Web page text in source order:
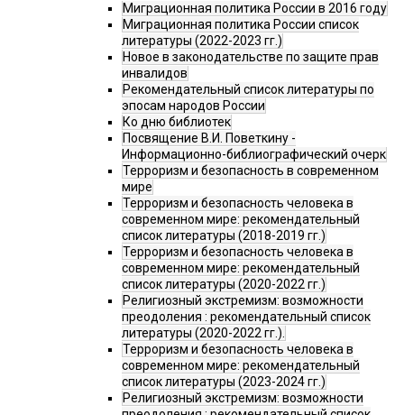
Миграционная политика России в 2016 году
Миграционная политика России список
литературы (2022-2023 гг.)
Новое в законодательстве по защите прав
инвалидов
Рекомендательный список литературы по
эпосам народов России
Ко дню библиотек
Посвящение В.И. Поветкину -
Информационно-библиографический очерк
Терроризм и безопасность в современном
мире
Терроризм и безопасность человека в
современном мире: рекомендательный
список литературы (2018-2019 гг.)
Терроризм и безопасность человека в
современном мире: рекомендательный
список литературы (2020-2022 гг.)
Религиозный экстремизм: возможности
преодоления : рекомендательный список
литературы (2020-2022 гг.).
Терроризм и безопасность человека в
современном мире: рекомендательный
список литературы (2023-2024 гг.)
Религиозный экстремизм: возможности